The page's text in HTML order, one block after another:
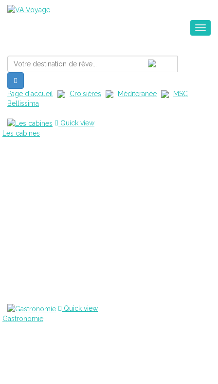
Toggle
Page d'accueil Croisières Méditeranée
MSC
Bellissima
Quick view
Les cabines
Quick view
Gastronomie